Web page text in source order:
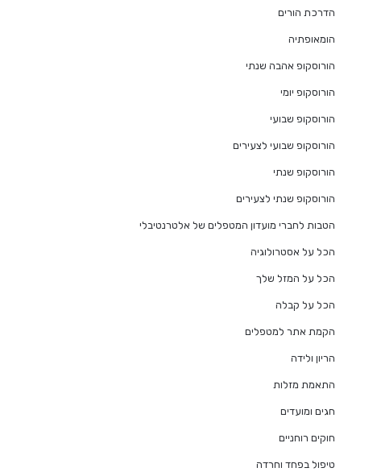
הדרכת הורים
הומאופתיה
הורוסקופ אהבה שנתי
הורוסקופ יומי
הורוסקופ שבועי
הורוסקופ שבועי לצעירים
הורוסקופ שנתי
הורוסקופ שנתי לצעירים
הטבות לחברי מועדון המטפלים של אלטרנטיבלי
הכל על אסטרולוגיה
הכל על המזל שלך
הכל על קבלה
הקמת אתר למטפלים
הריון ולידה
התאמת מזלות
חגים ומועדים
חוקים רוחניים
טיפול בפחד וחרדה